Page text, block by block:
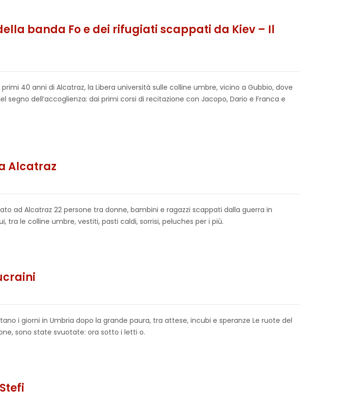
banda Fo e dei rifugiati scappati da Kiev – Il
40 anni di Alcatraz, la Libera università sulle colline umbre, vicino a Gubbio, dove
dell’accoglienza: dai primi corsi di recitazione con Jacopo, Dario e Franca e
Alcatraz
ad Alcatraz 22 persone tra donne, bambini e ragazzi scappati dalla guerra in
tra le colline umbre, vestiti, pasti caldi, sorrisi, peluches per i più.
i giorni in Umbria dopo la grande paura, tra attese, incubi e speranze Le ruote del
sono state svuotate: ora sotto i letti o.